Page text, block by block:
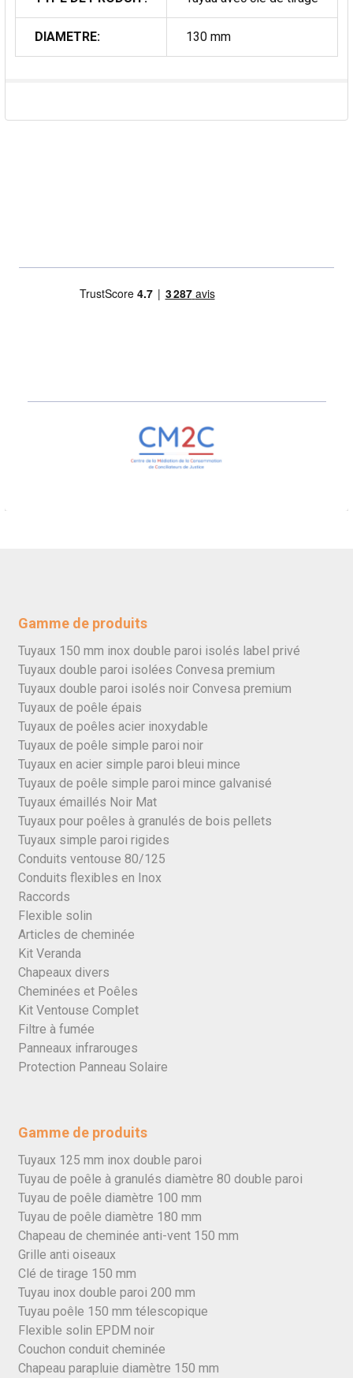
DIAMETRE: 130 mm
Gamme de produits
Tuyaux 150 mm inox double paroi isolés label privé
Tuyaux double paroi isolées Convesa premium
Tuyaux double paroi isolés noir Convesa premium
Tuyaux de poêle épais
Tuyaux de poêles acier inoxydable
Tuyaux de poêle simple paroi noir
Tuyaux en acier simple paroi bleui mince
Tuyaux de poêle simple paroi mince galvanisé
Tuyaux émaillés Noir Mat
Tuyaux pour poêles à granulés de bois pellets
Tuyaux simple paroi rigides
Conduits ventouse 80/125
Conduits flexibles en Inox
Raccords
Flexible solin
Articles de cheminée
Kit Veranda
Chapeaux divers
Cheminées et Poêles
Kit Ventouse Complet
Filtre à fumée
Panneaux infrarouges
Protection Panneau Solaire
Gamme de produits
Tuyaux 125 mm inox double paroi
Tuyau de poêle à granulés diamètre 80 double paroi
Tuyau de poêle diamètre 100 mm
Tuyau de poêle diamètre 180 mm
Chapeau de cheminée anti-vent 150 mm
Grille anti oiseaux
Clé de tirage 150 mm
Tuyau inox double paroi 200 mm
Tuyau poêle 150 mm télescopique
Flexible solin EPDM noir
Couchon conduit cheminée
Chapeau parapluie diamètre 150 mm